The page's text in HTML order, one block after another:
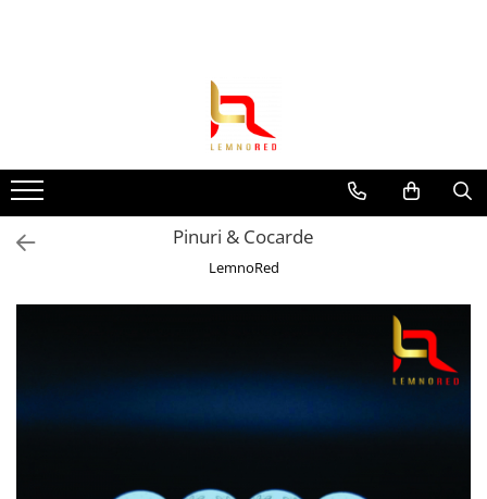
Toppere nunta
Toppere diverse
Toppere absolvire
Fluturasi (zeci de variante)
rasina/PVC/metal/polistiren
Suporturi si platouri
Pinuri & Cocarde
LemnoRed